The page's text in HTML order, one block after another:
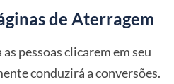
de Aterragem
pessoas clicarem em seu
conduzirá a conversões.